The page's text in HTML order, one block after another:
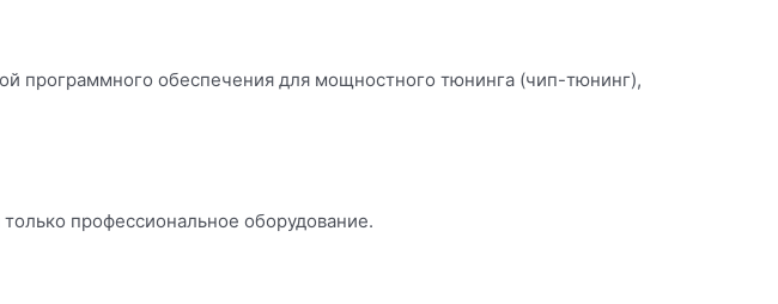
программного обеспечения для мощностного тюнинга (чип-тюнинг),
профессиональное оборудование.